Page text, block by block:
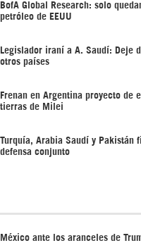
BofA Global Research: solo
petróleo de EEUU
Legislador iraní a A. Saudí: Deje
otros países
Frenan en Argentina proyecto de
tierras de Milei
Turquía, Arabia Saudí y Pakistán
defensa conjunto
México ante los aranceles de